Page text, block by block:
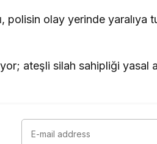
polisin olay yerinde yaralıya
ateşli silah sahipliği yasal